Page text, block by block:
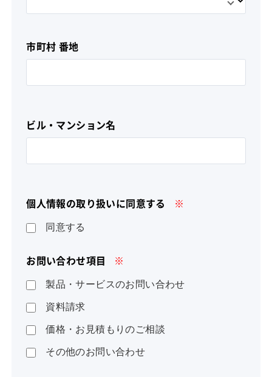
市町村 番地
ビル・マンション名
個人情報の取り扱いに同意する ※
同意する
お問い合わせ項目 ※
製品・サービスのお問い合わせ
資料請求
価格・お見積もりのご相談
その他のお問い合わせ